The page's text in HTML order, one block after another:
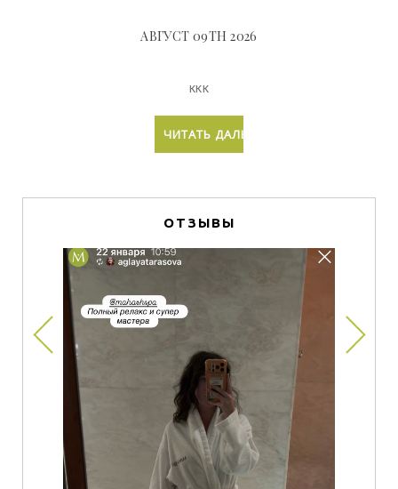
АВГУСТ 09TH 2026
ккк
ЧИТАТЬ ДАЛЬШЕ
ОТЗЫВЫ